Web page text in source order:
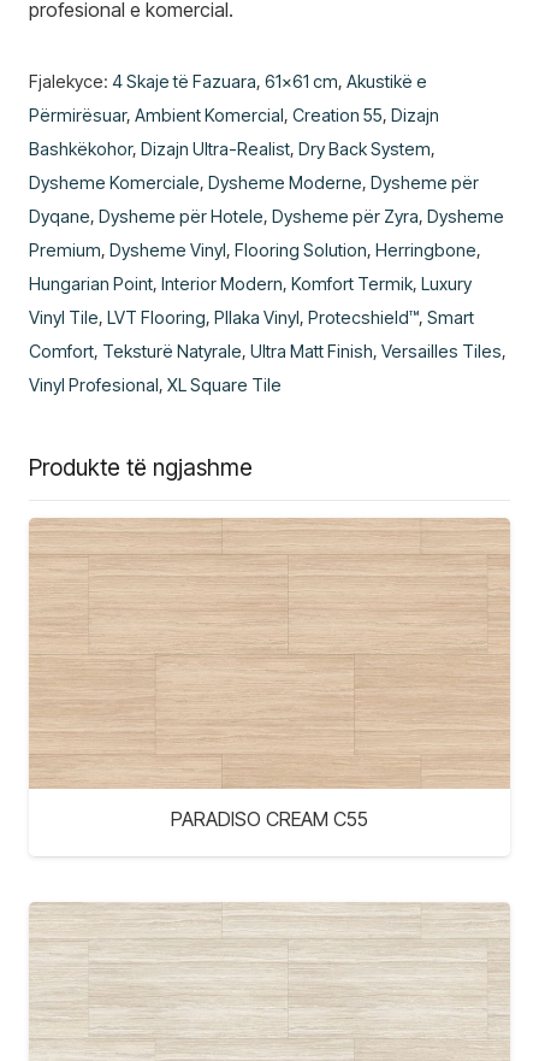
profesional e komercial.
Fjalekyce: 4 Skaje të Fazuara, 61x61 cm, Akustikë e
Përmirësuar, Ambient Komercial, Creation 55, Dizajn
Bashkëkohor, Dizajn Ultra-Realist, Dry Back System,
Dysheme Komerciale, Dysheme Moderne, Dysheme për
Dyqane, Dysheme për Hotele, Dysheme për Zyra, Dysheme
Premium, Dysheme Vinyl, Flooring Solution, Herringbone,
Hungarian Point, Interior Modern, Komfort Termik, Luxury
Vinyl Tile, LVT Flooring, Pllaka Vinyl, Protecshield™, Smart
Comfort, Teksturë Natyrale, Ultra Matt Finish, Versailles Tiles,
Vinyl Profesional, XL Square Tile
Produkte të ngjashme
PARADISO CREAM C55